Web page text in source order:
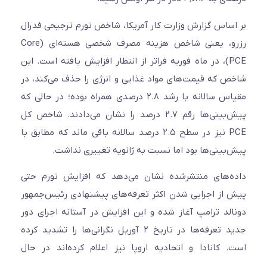
بر اساس گزارش وزارت کار آمریکا، شاخص تورم ترجیحی فدرال
رزرو، یعنی شاخص هزینه مصرف شخصی هسته‌ای (Core
PCE)، در ماه فوریه فراتر از انتظار افزایش یافته است. این
شاخص که قیمت‌های مواد غذایی و انرژی را حذف می‌کند، در
مقیاس سالانه با رشد ۲.۸ درصدی همراه بوده؛ در حالی‌ که
پیش‌بینی‌ها رقم ۲.۷ درصد را نشان می‌دادند. شاخص کل
PCE نیز در سطح ۲.۵ درصد سالانه باقی ماند که مطابق با
پیش‌بینی‌ها بود اما نسبت به ژانویه تغییری نداشت.
داده‌های منتشرشده نشان می‌دهد که افزایش تورم حتی
پیش از اجرایی شدن اکثر تعرفه‌های پیشنهادی رئیس‌جمهور
دونالد ترامپ آغاز شده و این افزایش در آستانه اجرای دور
جدید تعرفه‌ها در تاریخ ۲ آوریل نگرانی‌ها را تشدید کرده
است. کانادا و اتحادیه اروپا نیز اعلام کرده‌اند در حال